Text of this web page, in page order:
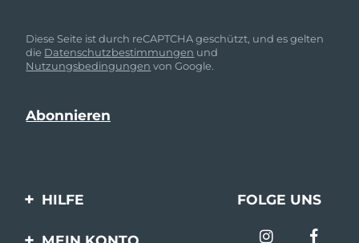
Diese Seite ist durch reCAPTCHA geschützt, und es gelten
die Datenschutzbestimmungen und
Nutzungsbedingungen von Google.
HILFE
Kontaktiere uns
FOLGE UNS